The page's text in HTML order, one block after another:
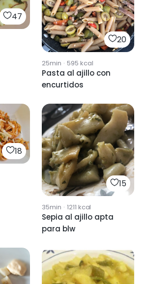
47
20
25min · 595 kcal
Pasta al ajillo con
encurtidos
18
15
35min · 1211 kcal
Sepia al ajillo apta
para blw